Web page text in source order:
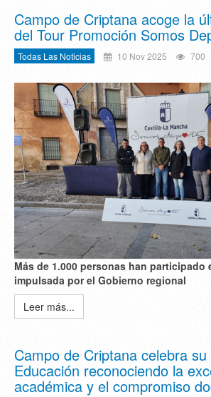
Campo de Criptana acoge la
del Tour Promoción Somos
Todas Las Noticias 10 Nov 2025 700
Más de 1.000 personas han participado
impulsada por el Gobierno regional
Leer más...
Campo de Criptana celebra
Educación reconociendo la
académica y el compromiso